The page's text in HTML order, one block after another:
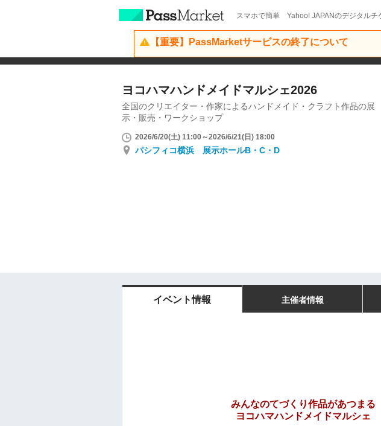
スマホで簡単 Yahoo! JAPANのデジタルチ
【重要】PassMarketサービスの終了について
ヨコハマハンドメイドマルシェ2026
全国のクリエイター・作家によるハンドメイド・クラフト作品の展
示・販売・ワークショップ
2026/6/20(土) 11:00～2026/6/21(日) 18:00
パシフィコ横浜 展示ホールB・C・D
イベント情報 主催者情報
みんなのてづくり作品があつまる
ヨコハマハンドメイドマルシェ